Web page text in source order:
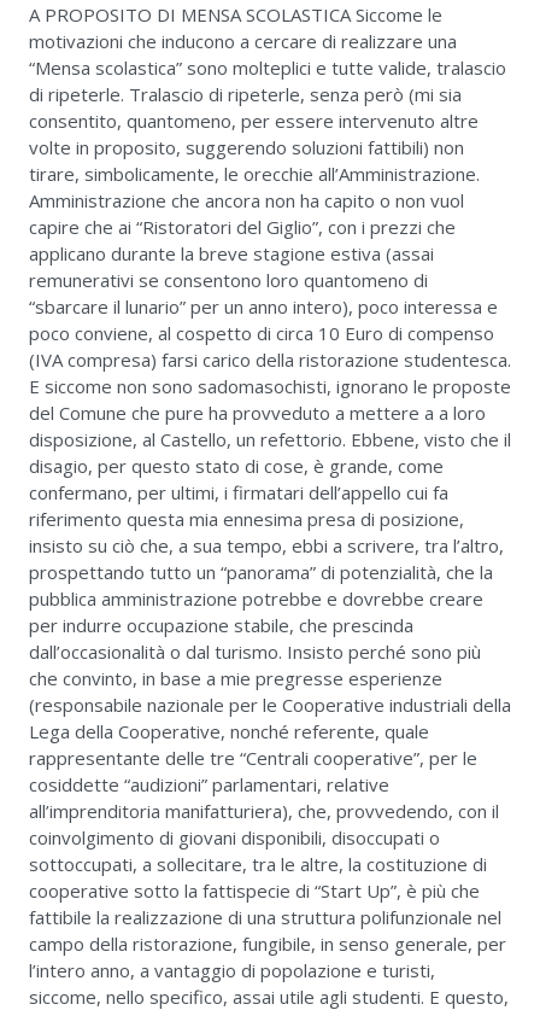
A PROPOSITO DI MENSA SCOLASTICA Siccome le
motivazioni che inducono a cercare di realizzare una
“Mensa scolastica” sono molteplici e tutte valide, tralascio
di ripeterle. Tralascio di ripeterle, senza però (mi sia
consentito, quantomeno, per essere intervenuto altre
volte in proposito, suggerendo soluzioni fattibili) non
tirare, simbolicamente, le orecchie all’Amministrazione.
Amministrazione che ancora non ha capito o non vuol
capire che ai “Ristoratori del Giglio”, con i prezzi che
applicano durante la breve stagione estiva (assai
remunerativi se consentono loro quantomeno di
“sbarcare il lunario” per un anno intero), poco interessa e
poco conviene, al cospetto di circa 10 Euro di compenso
(IVA compresa) farsi carico della ristorazione studentesca.
E siccome non sono sadomasochisti, ignorano le proposte
del Comune che pure ha provveduto a mettere a a loro
disposizione, al Castello, un refettorio. Ebbene, visto che il
disagio, per questo stato di cose, è grande, come
confermano, per ultimi, i firmatari dell’appello cui fa
riferimento questa mia ennesima presa di posizione,
insisto su ciò che, a sua tempo, ebbi a scrivere, tra l’altro,
prospettando tutto un “panorama” di potenzialità, che la
pubblica amministrazione potrebbe e dovrebbe creare
per indurre occupazione stabile, che prescinda
dall’occasionalità o dal turismo. Insisto perché sono più
che convinto, in base a mie pregresse esperienze
(responsabile nazionale per le Cooperative industriali della
Lega della Cooperative, nonché referente, quale
rappresentante delle tre “Centrali cooperative”, per le
cosiddette “audizioni” parlamentari, relative
all’imprenditoria manifatturiera), che, provvedendo, con il
coinvolgimento di giovani disponibili, disoccupati o
sottoccupati, a sollecitare, tra le altre, la costituzione di
cooperative sotto la fattispecie di “Start Up”, è più che
fattibile la realizzazione di una struttura polifunzionale nel
campo della ristorazione, fungibile, in senso generale, per
l’intero anno, a vantaggio di popolazione e turisti,
siccome, nello specifico, assai utile agli studenti. E questo,